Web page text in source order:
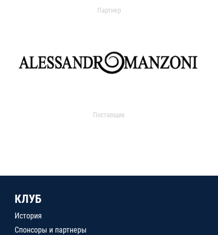
Партнер
Поставщик
КЛУБ
История
Спонсоры и партнеры